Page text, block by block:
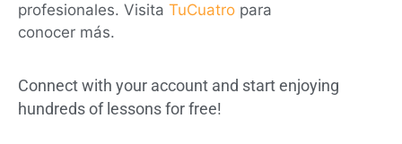
profesionales. Visita TuCuatro para
conocer más.
Connect with your account and start enjoying
hundreds of lessons for free!